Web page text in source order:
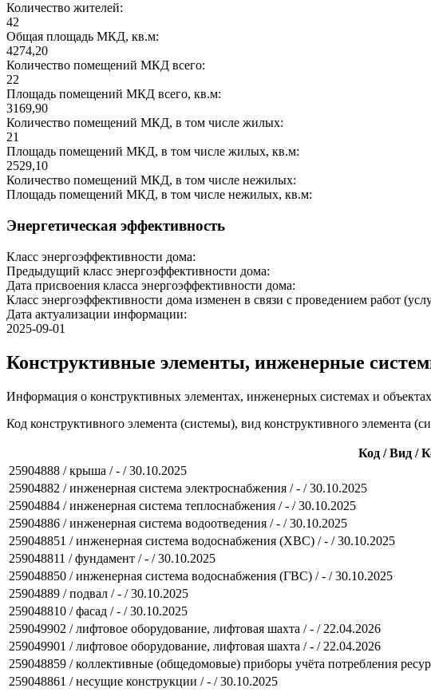
Количество жителей:
42
Общая площадь МКД, кв.м:
4274,20
Количество помещений МКД всего:
22
Площадь помещений МКД всего, кв.м:
3169,90
Количество помещений МКД, в том числе жилых:
21
Площадь помещений МКД, в том числе жилых, кв.м:
2529,10
Количество помещений МКД, в том числе нежилых:
Площадь помещений МКД, в том числе нежилых, кв.м:
Энергетическая эффективность
Класс энергоэффективности дома:
Предыдущий класс энергоэффективности дома:
Дата присвоения класса энергоэффективности дома:
Класс энергоэффективности дома изменен в связи с проведением работ
Дата актуализации информации:
2025-09-01
Конструктивные элементы, инженерные
Информация о конструктивных элементах, инженерных системах и
Код конструктивного элемента (системы), вид конструктивного элемента
Код / Вид /
25904888 / крыша / - / 30.10.2025
25904882 / инженерная система электроснабжения / - / 30.10.2025
25904884 / инженерная система теплоснабжения / - / 30.10.2025
25904886 / инженерная система водоотведения / - / 30.10.2025
259048851 / инженерная система водоснабжения (ХВС) / - / 30.10.2025
259048811 / фундамент / - / 30.10.2025
259048850 / инженерная система водоснабжения (ГВС) / - / 30.10.2025
25904889 / подвал / - / 30.10.2025
259048810 / фасад / - / 30.10.2025
259049902 / лифтовое оборудование, лифтовая шахта / - / 22.04.2026
259049901 / лифтовое оборудование, лифтовая шахта / - / 22.04.2026
259048859 / коллективные (общедомовые) приборы учёта потребления
259048861 / несущие конструкции / - / 30.10.2025